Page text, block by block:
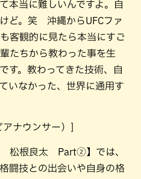
本当に難しいんですよ。自
ど。笑 沖縄からUFCファ
客観的に見たら本当にすご
たちから教わった事を生
す。教わってきた技術、自
いなかった、世界に通用す
ナウンサー）]
松根良太 Part②】では、
闘技との出会いや自身の格